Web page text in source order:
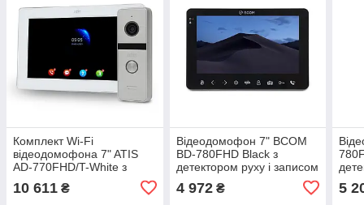
Комплект Wi-Fi
відеодомофонa 7" ATIS
AD-770FHD/T-White з
підтримкою Tuya Smart +
AT-400FHD Silver
10 611 ₴
Відеодомофон 7" BCOM
BD-780FHD Black з
детектором руху і записом
4 972₴ 5